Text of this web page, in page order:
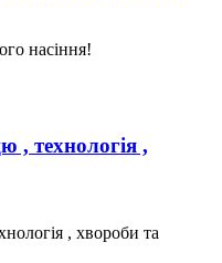
насіння!
, технологія ,
, хвороби та